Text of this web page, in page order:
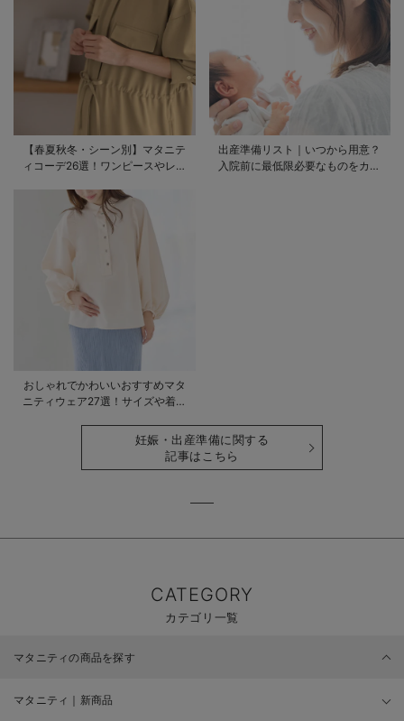
【春夏秋冬・シーン別】マタニテ
ィコーデ26選！ワンピースやレギ
出産準備リスト｜いつから用意？
入院前に最低限必要なものをカテ
おしゃれでかわいいおすすめマタ
ニティウェア27選！サイズや着る
妊娠・出産準備に関する
記事はこちら
CATEGORY
カテゴリ一覧
マタニティの商品を探す
マタニティ｜新商品